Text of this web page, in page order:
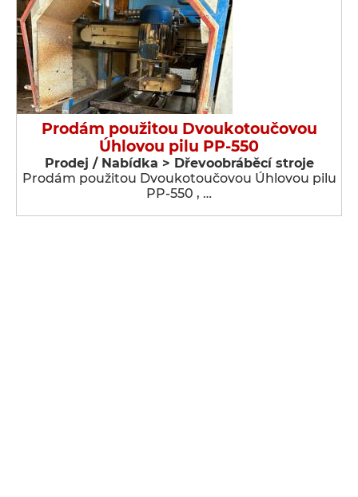
Prodám použitou Dvoukotoučovou
Úhlovou pilu PP-550
Prodej / Nabídka > Dřevoobráběcí stroje
Prodám použitou Dvoukotoučovou Úhlovou pilu
PP-550 , …